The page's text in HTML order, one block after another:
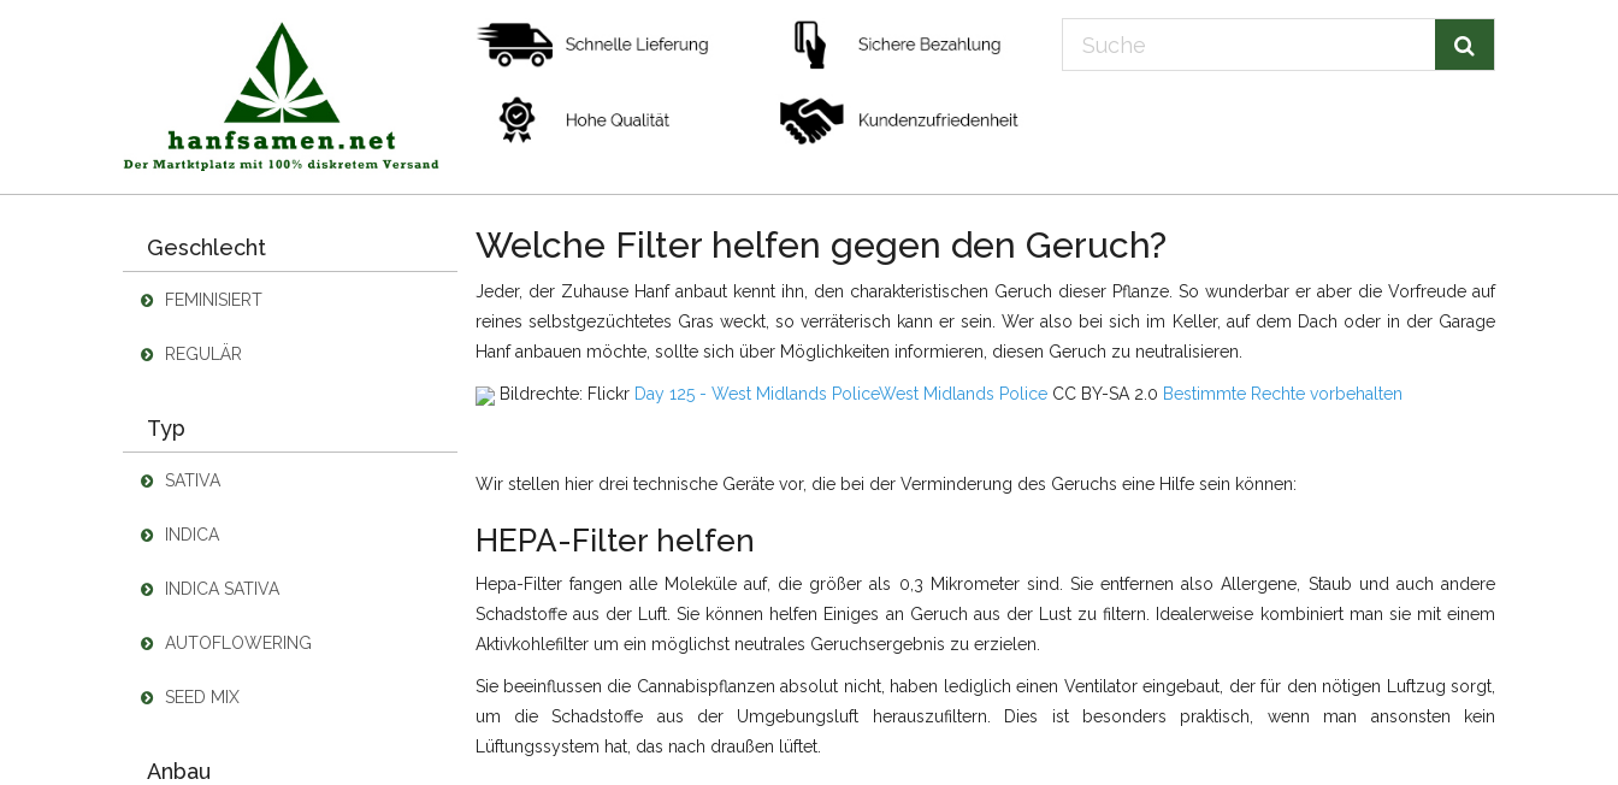
Geschlecht
FEMINISIERT
REGULÄR
Typ
SATIVA
INDICA
INDICA SATIVA
AUTOFLOWERING
SEED MIX
Anbau
Welche Filter helfen gegen den Geruch?
Jeder, der Zuhause Hanf anbaut kennt ihn, den charakteristischen Geruch dieser Pflanze. So wunderbar er aber die Vorfreude auf
reines selbstgezüchtetes Gras weckt, so verräterisch kann er sein. Wer also bei sich im Keller, auf dem Dach oder in der Garage
Hanf anbauen möchte, sollte sich über Möglichkeiten informieren, diesen Geruch zu neutralisieren.
Bildrechte: Flickr Day 125 - West Midlands PoliceWest Midlands PoliceCC BY-SA 2.0 Bestimmte Rechte vorbehalten
Wir stellen hier drei technische Geräte vor, die bei der Verminderung des Geruchs eine Hilfe sein können:
HEPA-Filter helfen
Hepa-Filter fangen alle Moleküle auf, die größer als 0,3 Mikrometer sind. Sie entfernen also Allergene, Staub und auch andere
Schadstoffe aus der Luft. Sie können helfen Einiges an Geruch aus der Lust zu filtern. Idealerweise kombiniert man sie mit einem
Aktivkohlefilter um ein möglichst neutrales Geruchsergebnis zu erzielen.
Sie beeinflussen die Cannabispflanzen absolut nicht, haben lediglich einen Ventilator eingebaut, der für den nötigen Luftzug sorgt,
um die Schadstoffe aus der Umgebungsluft herauszufiltern. Dies ist besonders praktisch, wenn man ansonsten kein
Lüftungssystem hat, das nach draußen lüftet.